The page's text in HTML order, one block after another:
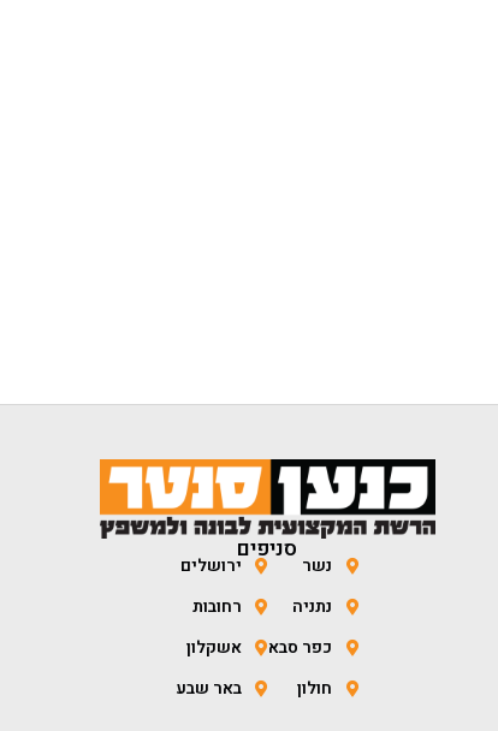
סניפים
נשר
נתניה
כפר סבא
חולון
ירושלים
רחובות
אשקלון
באר שבע